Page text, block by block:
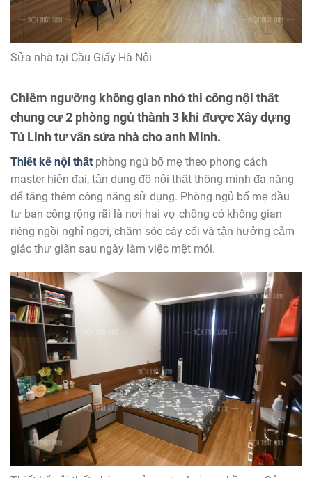
Sửa nhà tại Cầu Giấy Hà Nội
Chiêm ngưỡng không gian nhỏ thi công nội thất
chung cư 2 phòng ngủ thành 3 khi được Xây dựng
Tú Linh tư vấn sửa nhà cho anh Minh.
Thiết kế nội thất phòng ngủ bố mẹ theo phong cách
master hiện đại, tận dụng đồ nội thất thông minh đa năng
để tăng thêm công năng sử dụng. Phòng ngủ bố mẹ đầu
tư ban công rộng rãi là nơi hai vợ chồng có không gian
riêng ngồi nghỉ ngơi, chăm sóc cây cối và tận hưởng cảm
giác thư giãn sau ngày làm việc mệt mỏi.